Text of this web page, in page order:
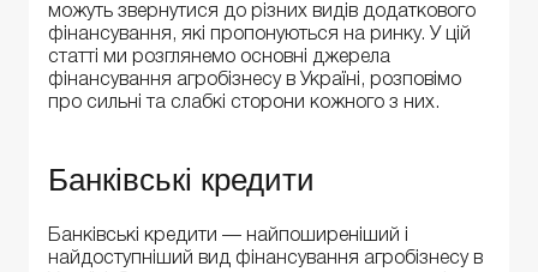
можуть звернутися до різних видів додаткового
фінансування, які пропонуються на ринку. У цій
статті ми розглянемо основні джерела
фінансування агробізнесу в Україні, розповімо
про сильні та слабкі сторони кожного з них.
Банківські кредити
Банківські кредити — найпоширеніший і
найдоступніший вид фінансування агробізнесу в